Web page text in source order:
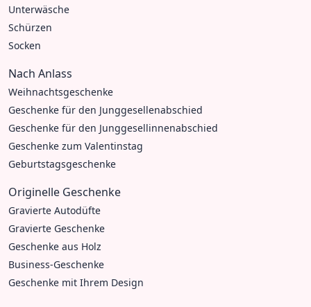
Unterwäsche
Schürzen
Socken
Nach Anlass
Weihnachtsgeschenke
Geschenke für den Junggesellenabschied
Geschenke für den Junggesellinnenabschied
Geschenke zum Valentinstag
Geburtstagsgeschenke
Originelle Geschenke
Gravierte Autodüfte
Gravierte Geschenke
Geschenke aus Holz
Business-Geschenke
Geschenke mit Ihrem Design